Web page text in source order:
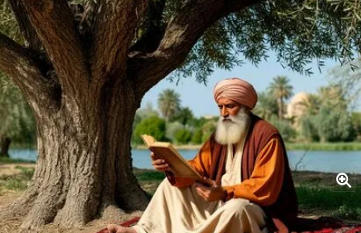
Хайям одной фразой раскрыл роль человека на Земле: бесценная
мудрость о любви и доброте — сегодня важнее, чем век назад